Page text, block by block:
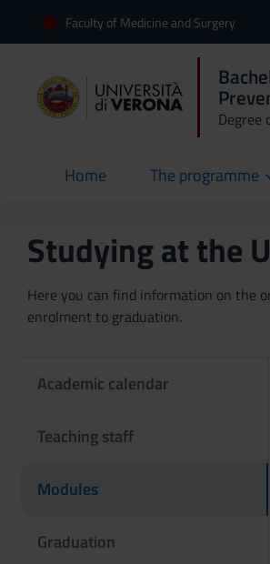
Faculty of Medicine and Surgery
Degree
Home
current The programme
Studying at the
Here you can find information on the
enrolment to graduation.
Academic calendar
Teaching staff
Modules
Graduation